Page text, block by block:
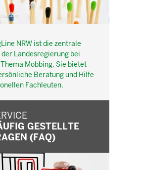
NRW ist die zentrale
Landesregierung bei
Mobbing. Sie bietet
Beratung und Hilfe
Fachleuten.
GESTELLTE
(FAQ)